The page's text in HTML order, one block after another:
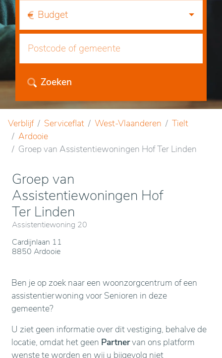
Budget
Zoeken
Verblijf Serviceflat West-Vlaanderen
Tielt
Ardooie
Groep van Assistentiewoningen Hof Ter Linden
Groep van
Assistentiewoningen Hof
Ter Linden
Assistentiewoning 20
Cardijnlaan 11
8850 Ardooie
Ben je op zoek naar een woonzorgcentrum of een
assistentierwoning voor Senioren in deze
gemeente?
U ziet geen informatie over dit vestiging, behalve de
locatie, omdat het geen Partnervan ons platform
wenste te worden en wij u bijgevolg niet